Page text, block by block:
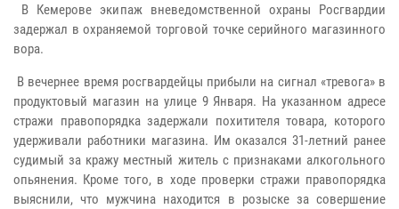
В Кемерове экипаж вневедомственной охраны Росгвардии
задержал в охраняемой торговой точке серийного магазинного
вора.
В вечернее время росгвардейцы прибыли на сигнал «тревога» в
продуктовый магазин на улице 9 Января. На указанном адресе
стражи правопорядка задержали похитителя товара, которого
удерживали работники магазина. Им оказался 31-летний ранее
судимый за кражу местный житель с признаками алкогольного
опьянения. Кроме того, в ходе проверки стражи правопорядка
выяснили, что мужчина находится в розыске за совершение